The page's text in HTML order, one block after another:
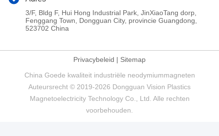
3/F, Bldg F, Hui Hong Industrial Park, JinXiaoTang dorp,
Fenggang Town, Dongguan City, provincie Guangdong,
523702 China
Privacybeleid | Sitemap
China Goede kwaliteit industriële neodymiummagneten
Auteursrecht © 2019-2026 Dongguan Vision Plastics
Magnetoelectricity Technology Co., Ltd. Alle rechten
voorbehouden.